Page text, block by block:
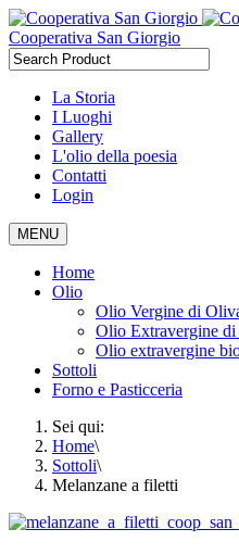
Cooperativa San Giorgio
La Storia
I Luoghi
Gallery
L'olio della poesia
Contatti
Login
MENU
Home
Olio
Olio Vergine di
Olio Extravergine di
Olio extravergine
Sottoli
Forno e Pasticceria
Sei qui:
Home\
Sottoli\
Melanzane a filetti